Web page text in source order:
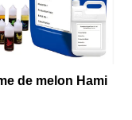
de melon Hami